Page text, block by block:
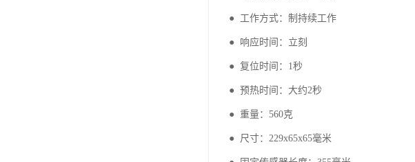
● 工作方式：制持续工作
● 响应时间：立刻
● 复位时间：1秒
● 预热时间：大约2秒
● 重量：560克
● 尺寸：229x65x65毫米